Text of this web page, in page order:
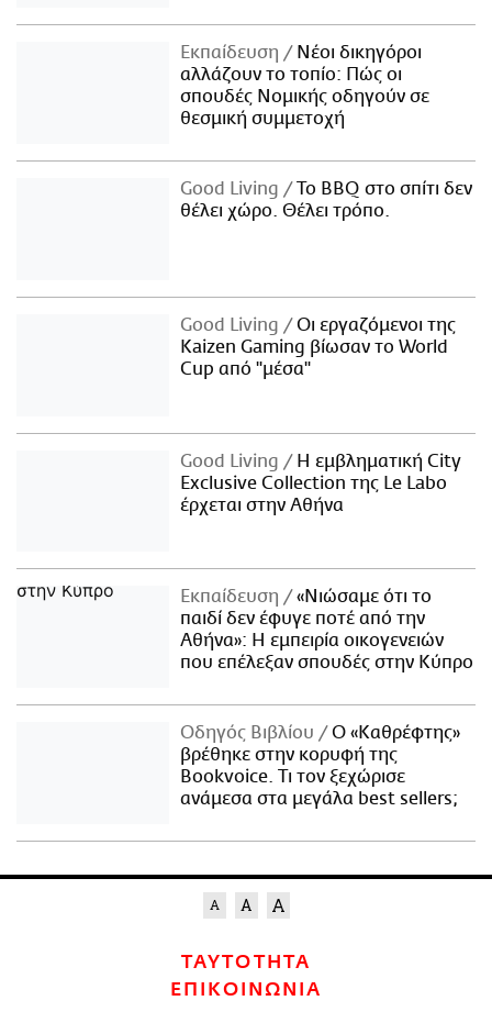
Εκπαίδευση
Νέοι δικηγόροι
αλλάζουν το τοπίο: Πώς οι
σπουδές Νομικής οδηγούν σε
θεσμική συμμετοχή
Good Living
Το BBQ στο σπίτι δεν
θέλει χώρο. Θέλει τρόπο.
Good Living
Οι εργαζόμενοι της
Kaizen Gaming βίωσαν το World
Cup από "μέσα"
Good Living
Η εμβληματική City
Exclusive Collection της Le Labo
έρχεται στην Αθήνα
Εκπαίδευση
«Νιώσαμε ότι το
παιδί δεν έφυγε ποτέ από την
Αθήνα»: Η εμπειρία οικογενειών
που επέλεξαν σπουδές στην Κύπρο
Οδηγός Βιβλίου
Ο «Καθρέφτης»
βρέθηκε στην κορυφή της
Bookvoice. Τι τον ξεχώρισε
ανάμεσα στα μεγάλα best sellers;
ΤΑΥΤΟΤΗΤΑ
ΕΠΙΚΟΙΝΩΝΙΑ